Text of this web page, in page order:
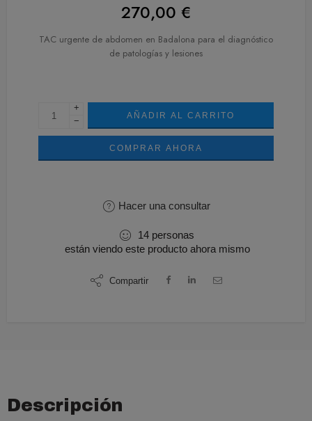
270,00 €
TAC urgente de abdomen en Badalona para el diagnóstico
de patologías y lesiones
+
−
AÑADIR AL CARRITO
COMPRAR AHORA
Hacer una consultar
14 personas
están viendo este producto ahora mismo
Compartir
Descripción